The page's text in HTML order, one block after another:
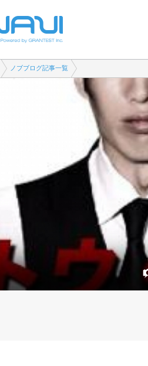
ノブブログ記事一覧